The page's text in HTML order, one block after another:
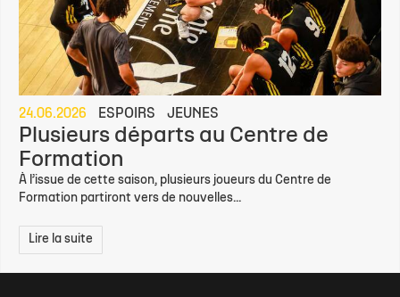
24.06.2026 ESPOIRS JEUNES
Plusieurs départs au Centre de
Formation
À l’issue de cette saison, plusieurs joueurs du Centre de
Formation partiront vers de nouvelles...
Lire la suite